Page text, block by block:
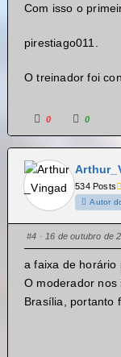
Com isso o
pirestiago011.
O treinador foi
0 0
534 Posts
Autor
#4 · 16 de outubro de
a faixa de horário
O moderador
Brasília, portanto